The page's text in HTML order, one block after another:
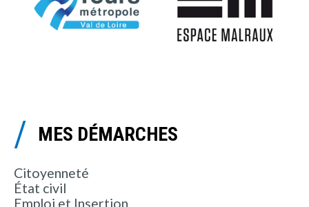
MES DÉMARCHES
Citoyenneté
État civil
Emploi et Insertion